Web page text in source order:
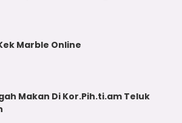
Marble Online
Makan Di Kor.Pih.ti.am Teluk